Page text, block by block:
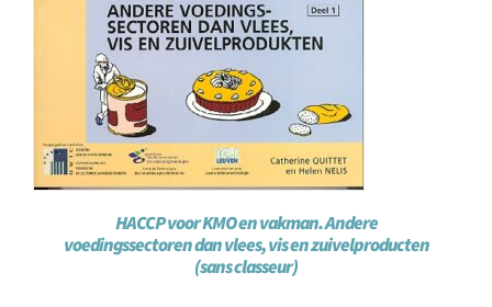
HACCP voor KMO en vakman. Andere
voedingssectoren dan vlees, vis en zuivelproducten
(sans classeur)